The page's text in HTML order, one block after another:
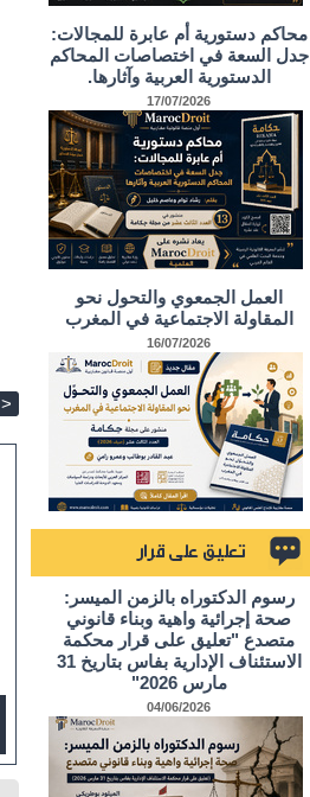
>
محاكم دستورية أم عابرة للمجالات:
جدل السعة في اختصاصات المحاكم
الدستورية العربية وآثارها.
17/07/2026
العمل الجمعوي والتحول نحو
المقاولة الاجتماعية في المغرب
16/07/2026
رسوم الدكتوراه بالزمن الميسر:
صحة إجرائية واهية وبناء قانوني
متصدع "تعليق على قرار محكمة
الاستئناف الإدارية بفاس بتاريخ 31
مارس 2026"
04/06/2026